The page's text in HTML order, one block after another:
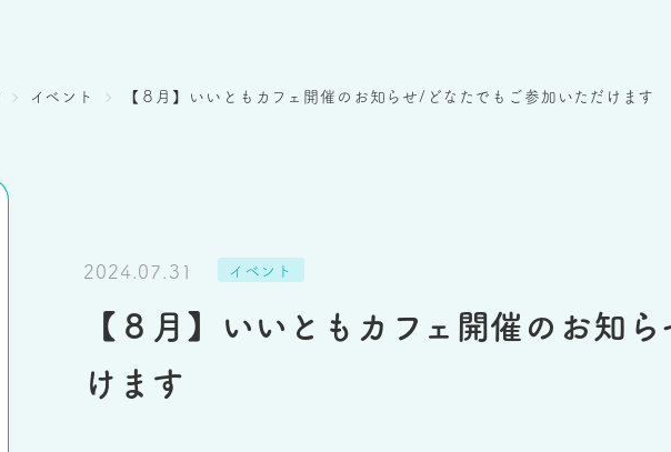
イベント 【８月】いいともカフェ開催のお知らせ/どなたでもご参加いただけます
2024.07.31 イベント
【８月】いいともカフェ開催のお知
けます